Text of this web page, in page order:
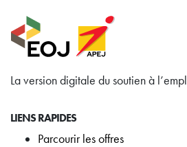
La version digitale du soutien à
LIENS RAPIDES
Parcourir les offres